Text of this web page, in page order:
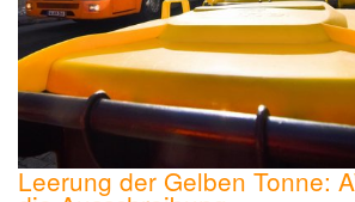
Leerung der Gelben Tonne: